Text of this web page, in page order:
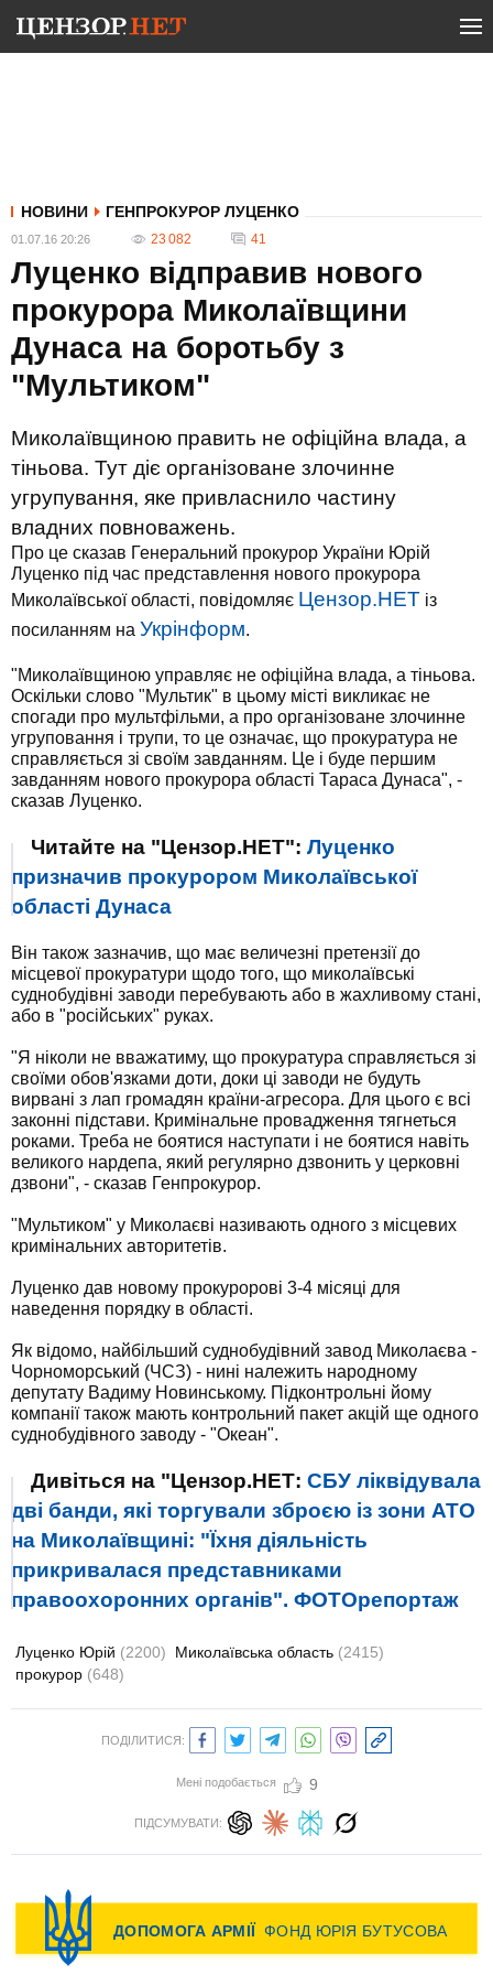
НОВИНИ ГЕНПРОКУРОР ЛУЦЕНКО
01.07.16 20:26 23 082 41
Луценко відправив нового
прокурора Миколаївщини
Дунаса на боротьбу з
"Мультиком"
Миколаївщиною править не офіційна влада, а
тіньова. Тут діє організоване злочинне
угрупування, яке привласнило частину
владних повноважень.
Про це сказав Генеральний прокурор України Юрій
Луценко під час представлення нового прокурора
Миколаївської області, повідомляє Цензор.НЕТ із
посиланням на Укрінформ.
"Миколаївщиною управляє не офіційна влада, а тіньова.
Оскільки слово "Мультик" в цьому місті викликає не
спогади про мультфільми, а про організоване злочинне
угруповання і трупи, то це означає, що прокуратура не
справляється зі своїм завданням. Це і буде першим
завданням нового прокурора області Тараса Дунаса", -
сказав Луценко.
Читайте на "Цензор.НЕТ": Луценко
призначив прокурором Миколаївської
області Дунаса
Він також зазначив, що має величезні претензії до
місцевої прокуратури щодо того, що миколаївські
суднобудівні заводи перебувають або в жахливому стані,
або в "російських" руках.
"Я ніколи не вважатиму, що прокуратура справляється зі
своїми обов'язками доти, доки ці заводи не будуть
вирвані з лап громадян країни-агресора. Для цього є всі
законні підстави. Кримінальне провадження тягнеться
роками. Треба не боятися наступати і не боятися навіть
великого нардепа, який регулярно дзвонить у церковні
дзвони", - сказав Генпрокурор.
"Мультиком" у Миколаєві називають одного з місцевих
кримінальних авторитетів.
Луценко дав новому прокуророві 3-4 місяці для
наведення порядку в області.
Як відомо, найбільший суднобудівний завод Миколаєва -
Чорноморський (ЧСЗ) - нині належить народному
депутату Вадиму Новинському. Підконтрольні йому
компанії також мають контрольний пакет акцій ще одного
суднобудівного заводу - "Океан".
Дивіться на "Цензор.НЕТ: СБУ ліквідувала
дві банди, які торгували зброєю із зони АТО
на Миколаївщині: "Їхня діяльність
прикривалася представниками
правоохоронних органів". ФОТОрепортаж
Луценко Юрій (2200) Миколаївська область (2415)
прокурор (648)
ПОДІЛИТИСЯ:
Мені подобається 9
ПІДСУМУВАТИ: